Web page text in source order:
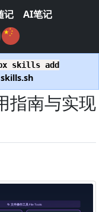
记 AI笔记
skills add
指南与实现